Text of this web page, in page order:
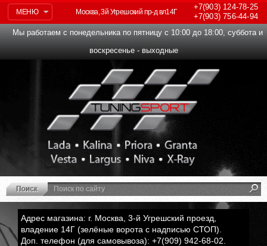
МЕНЮ
+7(903)124-78-25
+7(903)756-44-94
Москва, 3й Угрешский пр-д вл14Г
Мы работаем с понедельника по пятницу с 10:00 до 18:00, суббота и
воскресенье - выходные
Адрес магазина: г. Москва, 3-й Угрешский проезд,
владение 14Г (зелёные ворота с надписью СТОП).
Доп. телефон (для самовывоза): +7(909) 942-68-02.